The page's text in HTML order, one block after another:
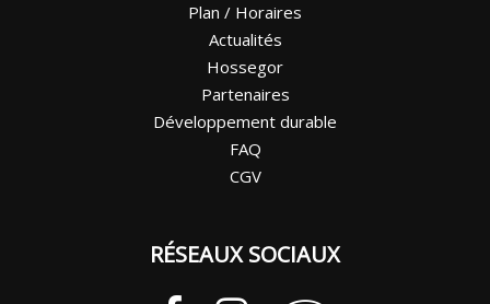
Plan / Horaires
Actualités
Hossegor
Partenaires
Développement durable
FAQ
CGV
RÉSEAUX SOCIAUX